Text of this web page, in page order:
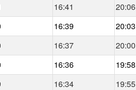
16:41 20:06
16:39 20:03
16:37 20:00
16:36 19:58
16:34 19:55